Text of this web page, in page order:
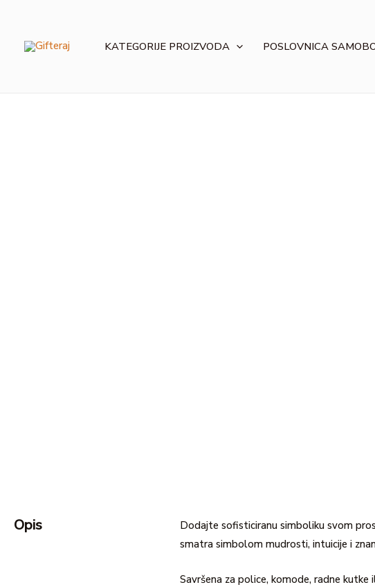
content
KATEGORIJE PROIZVODA POSLOVNICA
Opis
Dodajte sofisticiranu simboliku svom
smatra simbolom mudrosti, intuicije i
Savršena za police, komode, radne